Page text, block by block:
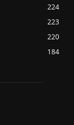
224
223
220
184